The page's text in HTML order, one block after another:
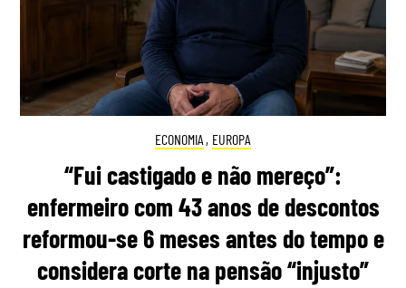
ECONOMIA , EUROPA
“Fui castigado e não mereço”:
enfermeiro com 43 anos de descontos
reformou-se 6 meses antes do tempo e
considera corte na pensão “injusto”